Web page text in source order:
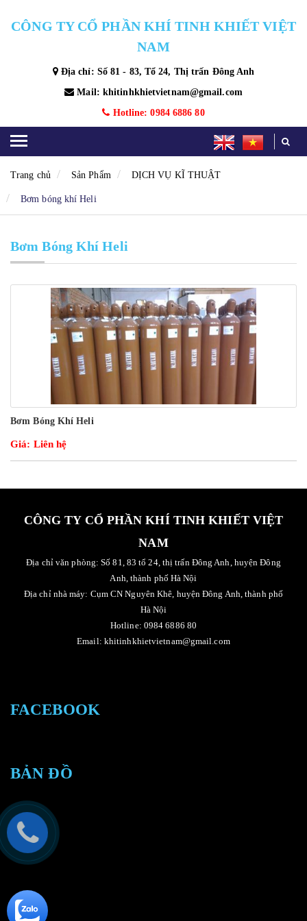
CÔNG TY CỔ PHẦN KHÍ TINH KHIẾT VIỆT
NAM
Địa chỉ: Số 81 - 83, Tổ 24, Thị trấn Đông Anh
Mail: khitinhkhietvietnam@gmail.com
Hotline: 0984 6886 80
Trang chủ Sản Phẩm DỊCH VỤ KĨ THUẬT
Bơm bóng khí Heli
Bơm Bóng Khí Heli
Bơm Bóng Khí Heli
Giá: Liên hệ
CÔNG TY CỔ PHẦN KHÍ TINH KHIẾT VIỆT
NAM
Địa chỉ văn phòng: Số 81, 83 tổ 24, thị trấn Đông Anh, huyện Đông
Anh, thành phố Hà Nội
Địa chỉ nhà máy: Cụm CN Nguyên Khê, huyện Đông Anh, thành phố
Hà Nội
Hotline: 0984 6886 80
Email: khitinhkhietvietnam@gmail.com
FACEBOOK
BẢN ĐỒ